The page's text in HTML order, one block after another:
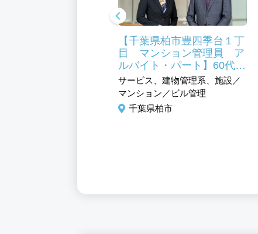
【千葉県柏市豊四季台１丁
目 マンション管理員 ア
ルバイト・パート】60代活
躍中 マンション管理員未
経験からスタートOK
サービス、建物管理系、施設／
マンション／ビル管理
千葉県柏市